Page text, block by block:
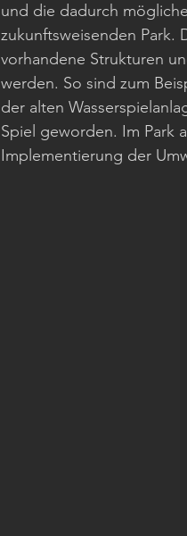
und die dadurch
zukunftsweisenden Park.
vorhandene Strukturen
werden. So sind zum
der alten
Spiel geworden. Im Park
Implementierung der